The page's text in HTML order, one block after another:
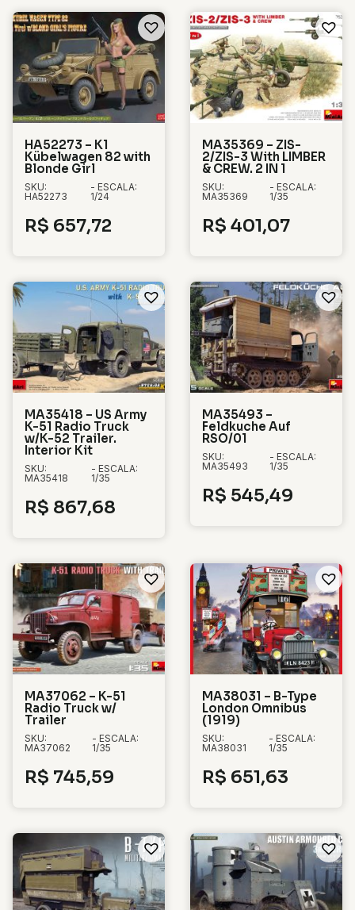
HA52273 – K1
Kübelwagen 82 with
Blonde Girl
SKU:
HA52273
- ESCALA:
1/24
R$ 657,72
MA35369 – ZIS-
2/ZIS-3 With LIMBER
& CREW. 2 IN 1
SKU:
MA35369
- ESCALA:
1/35
R$ 401,07
MA35418 – US Army
K-51 Radio Truck
w/K-52 Trailer.
Interior Kit
SKU:
MA35418
- ESCALA:
1/35
R$ 867,68
MA35493 –
Feldkuche Auf
RSO/01
SKU:
MA35493
- ESCALA:
1/35
R$ 545,49
MA37062 – K-51
Radio Truck w/
Trailer
SKU:
MA37062
- ESCALA:
1/35
R$ 745,59
MA38031 – B-Type
London Omnibus
(1919)
SKU:
MA38031
- ESCALA:
1/35
R$ 651,63